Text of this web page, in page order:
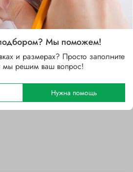
мм
Мы поможем!
и размерах? Просто заполните
решим ваш вопрос!
Нужна помощь